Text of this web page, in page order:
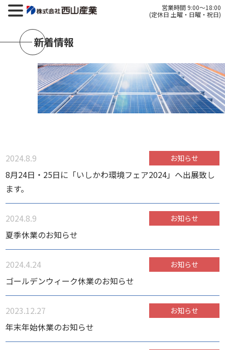
営業時間 9:00～18:00
(定休日 土曜・日曜・祝日)
新着情報
2024.8.9 お知らせ
8月24日・25日に「いしかわ環境フェア2024」へ出展致し
ます。
2024.8.9 お知らせ
夏季休業のお知らせ
2024.4.24 お知らせ
ゴールデンウィーク休業のお知らせ
2023.12.27 お知らせ
年末年始休業のお知らせ